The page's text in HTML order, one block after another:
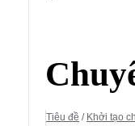
Tiêu đề / Khởi tạo